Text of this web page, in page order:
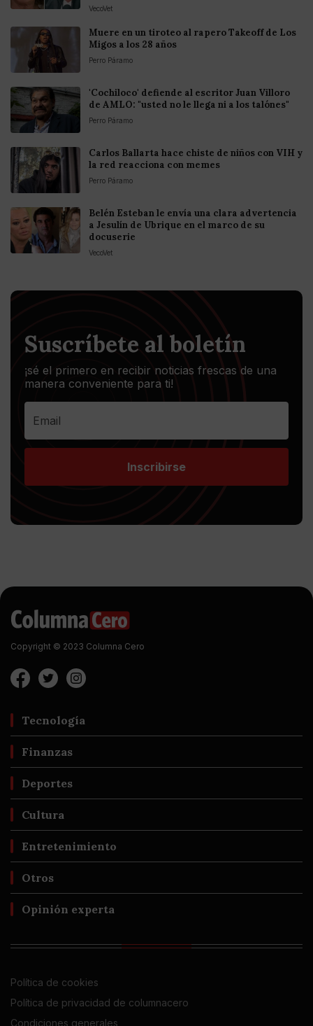
VecoVet
Muere en un tiroteo al rapero Takeoff de Los
Migos a los 28 años
Perro Páramo
'Cochiloco' defiende al escritor Juan Villoro
de AMLO: "usted no le llega ni a los talónes"
Perro Páramo
Carlos Ballarta hace chiste de niños con VIH y
la red reacciona con memes
Perro Páramo
Belén Esteban le envía una clara advertencia
a Jesulín de Ubrique en el marco de su
docuserie
VecoVet
Suscríbete al boletín
¡sé el primero en recibir noticias frescas de una
manera conveniente para ti!
Inscribirse
Copyright © 2023 Columna Cero
Tecnología
Finanzas
Deportes
Cultura
Entretenimiento
Otros
Opinión experta
Política de cookies
Política de privacidad de columnacero
Condiciones generales